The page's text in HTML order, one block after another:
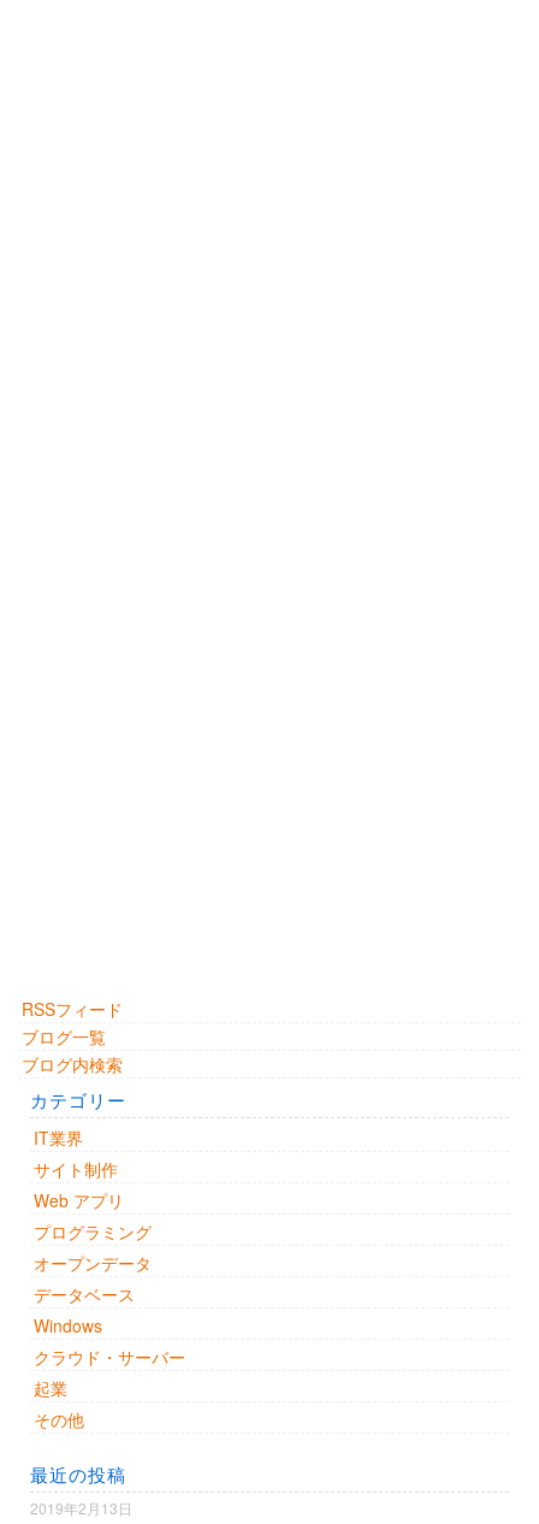
RSSフィード
ブログ一覧
ブログ内検索
カテゴリー
IT業界
サイト制作
Web アプリ
プログラミング
オープンデータ
データベース
Windows
クラウド・サーバー
起業
その他
最近の投稿
2019年2月13日